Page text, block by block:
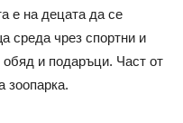
е на децата да се
среда чрез спортни и
обяд и подаръци. Част от
зоопарка.